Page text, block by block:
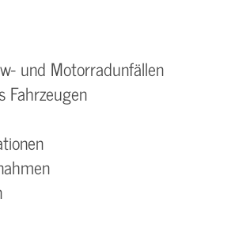
und Motorradunfällen